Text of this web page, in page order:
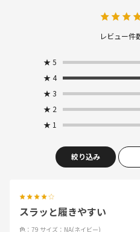
レビュー件
★ 5
★ 4
★ 3
★ 2
★ 1
絞り込み
スラッと履きやすい
色：79 サイズ：NA(ネイビー)